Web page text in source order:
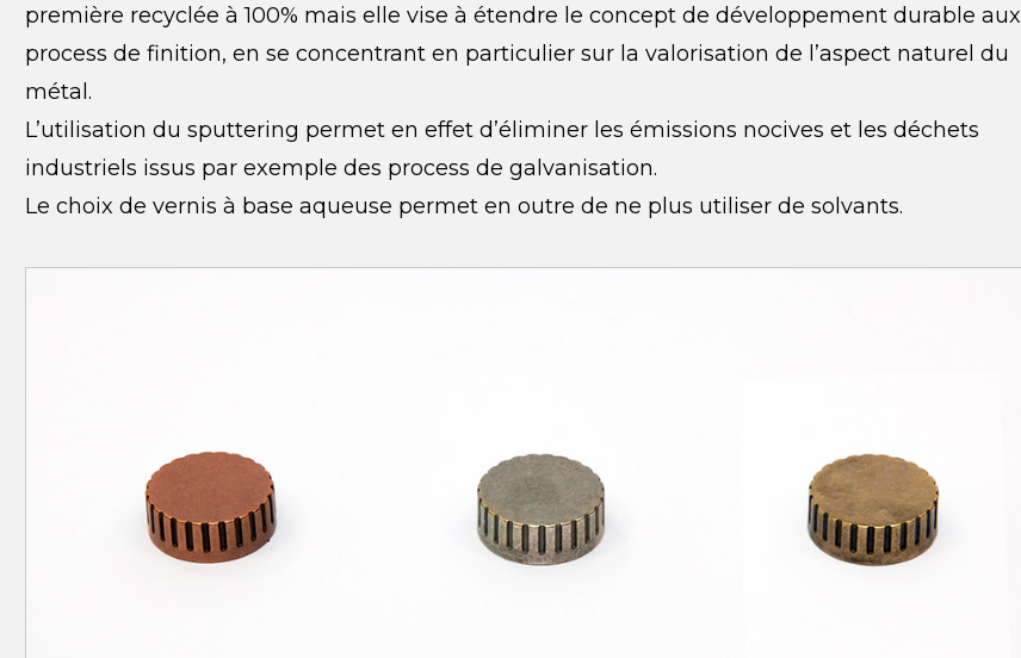
première recyclée à 100% mais elle vise à étendre le concept de développement durable aux
process de finition, en se concentrant en particulier sur la valorisation de l’aspect naturel du
métal.
L’utilisation du sputtering permet en effet d’éliminer les émissions nocives et les déchets
industriels issus par exemple des process de galvanisation.
Le choix de vernis à base aqueuse permet en outre de ne plus utiliser de solvants.